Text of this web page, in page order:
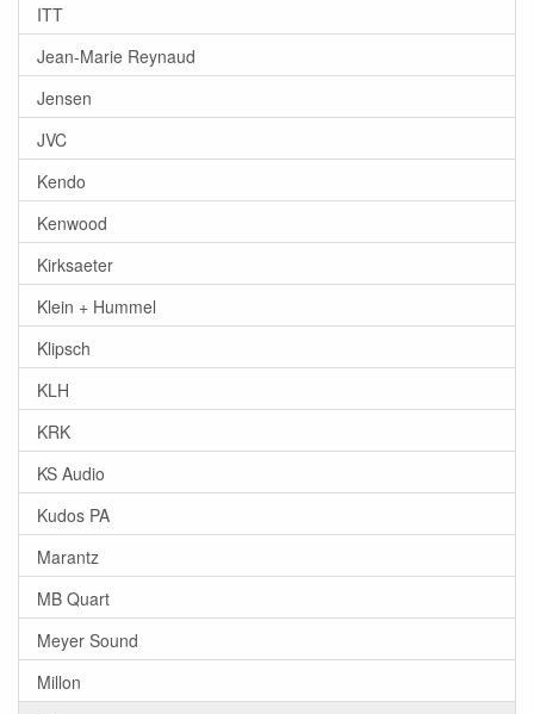
ITT
Jean-Marie Reynaud
Jensen
JVC
Kendo
Kenwood
Kirksaeter
Klein + Hummel
Klipsch
KLH
KRK
KS Audio
Kudos PA
Marantz
MB Quart
Meyer Sound
Millon